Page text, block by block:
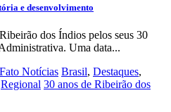
e desenvolvimento
dos Índios pelos seus 30
Uma data...
Notícias Brasil, Destaques,
Regional 30 anos de Ribeirão dos